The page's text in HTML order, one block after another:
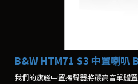
B&W HTM71 S3 中置喇